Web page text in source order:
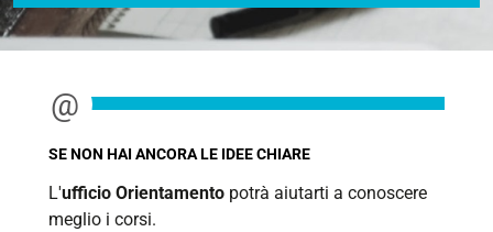
SE NON HAI ANCORA LE IDEE CHIARE
L'ufficio Orientamento potrà aiutarti a conoscere
meglio i corsi.